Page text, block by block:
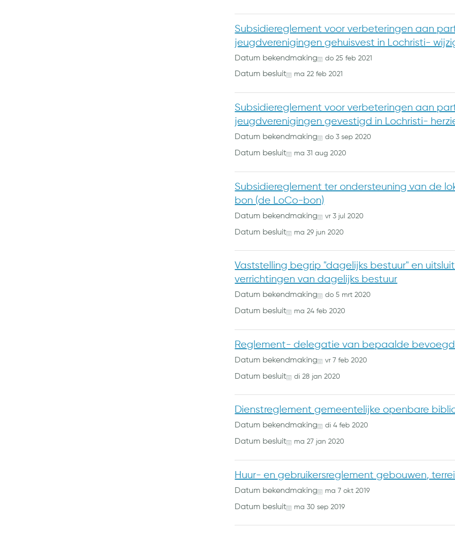
Subsidiereglement voor verbeteringen aan
jeugdverenigingen gehuisvest in Lochristi-
Datum bekendmaking do 25feb 2021
Datum besluit ma 22feb 2021
Subsidiereglement voor verbeteringen aan
jeugdverenigingen gevestigd in Lochristi-
Datum bekendmaking do 3sep 2020
Datum besluit ma 31aug 2020
Subsidiereglement ter ondersteuning van de
bon (de LoCo-bon)
Datum bekendmaking vr 3 jul 2020
Datum besluit ma 29 jun 2020
Vaststelling begrip "dagelijks bestuur" en
verrichtingen van dagelijks bestuur
Datum bekendmaking do 5 mrt 2020
Datum besluit ma 24feb 2020
Reglement- delegatie van bepaalde
Datum bekendmaking vr 7feb 2020
Datum besluit di 28 jan 2020
Dienstreglement gemeentelijke openbare
Datum bekendmaking di 4feb 2020
Datum besluit ma 27 jan 2020
Huur- en gebruikersreglement gebouwen,
Datum bekendmaking ma 7okt 2019
Datum besluit ma 30sep 2019